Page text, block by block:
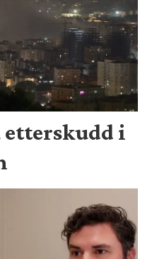
etterskudd i